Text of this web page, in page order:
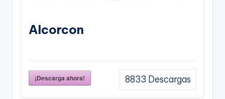
Alcorcon
¡Descarga ahora! 8833 Descargas